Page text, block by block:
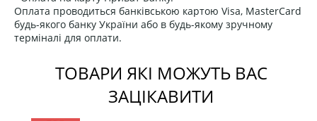
Оплата проводиться банківською картою Visa, MasterCard
будь-якого банку України або в будь-якому зручному
терміналі для оплати.
ТОВАРИ ЯКІ МОЖУТЬ ВАС
ЗАЦІКАВИТИ